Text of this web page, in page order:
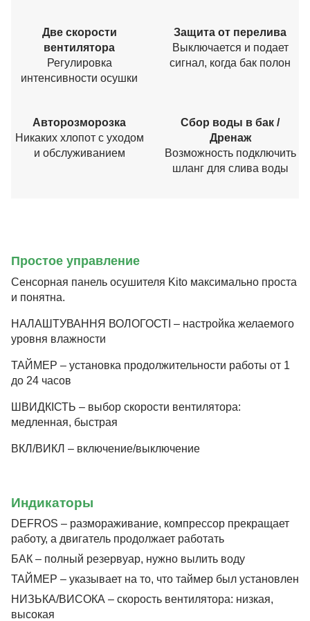
Две скорости
вентилятора
Регулировка
интенсивности осушки
Защита от перелива
Выключается и подает
сигнал, когда бак полон
Авторозморозка
Никаких хлопот с уходом
и обслуживанием
Сбор воды в бак /
Дренаж
Возможность подключить
шланг для слива воды
Простое управление
Сенсорная панель осушителя Kito максимально проста
и понятна.
НАЛАШТУВАННЯ ВОЛОГОСТІ – настройка желаемого
уровня влажности
ТАЙМЕР – установка продолжительности работы от 1
до 24 часов
ШВИДКІСТЬ – выбор скорости вентилятора:
медленная, быстрая
ВКЛ/ВИКЛ – включение/выключение
Индикаторы
DEFROS – размораживание, компрессор прекращает
работу, а двигатель продолжает работать
БАК – полный резервуар, нужно вылить воду
ТАЙМЕР – указывает на то, что таймер был установлен
НИЗЬКА/ВИСОКА – скорость вентилятора: низкая,
высокая